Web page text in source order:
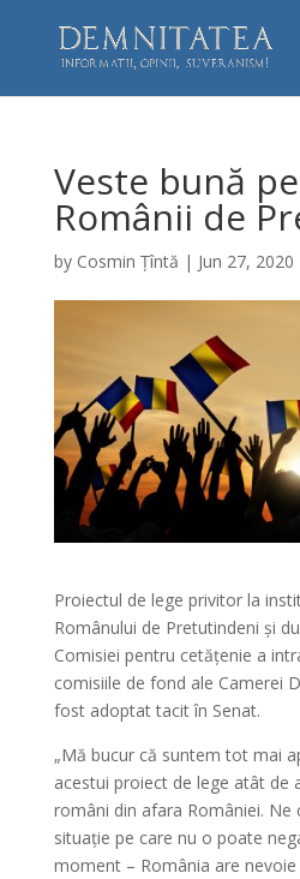
Veste bună
Românii de
by Cosmin Țîntă | Jun 27, 2020
Proiectul de lege privitor la
Românului de Pretutindeni și
Comisiei pentru cetățenie a
comisiile de fond ale Camerei
fost adoptat tacit în Senat.
„Mă bucur că suntem tot mai
acestui proiect de lege atât de
români din afara României. Ne
situație pe care nu o poate
moment – România are